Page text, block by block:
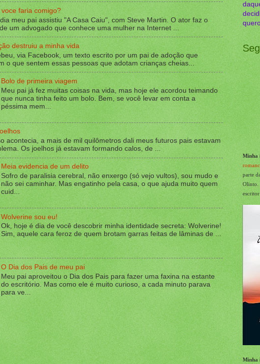
faria comigo?
meu pai assistiu "A Casa Caiu", com Steve Martin. O ator faz o
um advogado que conhece uma mulher na Internet ...
destruiu a minha vida
via Facebook, um texto escrito por um pai de adoção que
o que sentem essas pessoas que adotam crianças cheias...
Bolo de primeira viagem
Meu pai já fez muitas coisas na vida, mas hoje ele acordou teimando
que nunca tinha feito um bolo. Bem, se você levar em conta a
péssima mem...
acontecia, a mais de mil quilômetros dali meus futuros pais estavam
Os joelhos já estavam formando calos, de ...
Meia evidencia de um delito
Sofro de paralisia cerebral, não enxergo (só vejo vultos), sou mudo e
não sei caminhar. Mas engatinho pela casa, o que ajuda muito quem
cuid...
Wolverine sou eu!
Ok, hoje é dia de você descobrir minha identidade secreta: Wolverine!
Sim, aquele cara feroz de quem brotam garras feitas de lâminas de ...
O Dia dos Pais de meu pai
Meu pai aproveitou o Dia dos Pais para fazer uma faxina na estante
do escritório. Mas como ele é muito curioso, a cada minuto parava
para ve...
Minha
parte
Olinto.
Minha